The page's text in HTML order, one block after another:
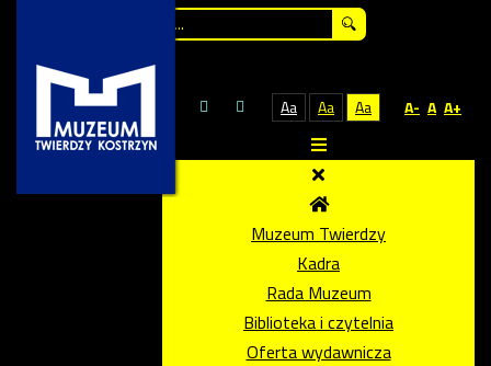
Aa Aa Aa A- A A+
Muzeum Twierdzy
Kadra
Rada Muzeum
Biblioteka i czytelnia
Oferta wydawnicza